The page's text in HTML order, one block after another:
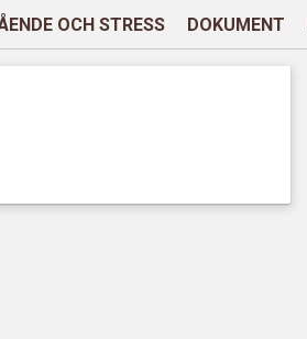
OCH STRESS DOKUMENT